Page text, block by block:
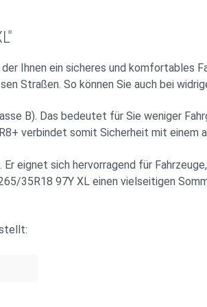
Ihnen ein sicheres und komfortables
Straßen. So können Sie auch bei
B). Das bedeutet für Sie weniger
verbindet somit Sicherheit mit einem
eignet sich hervorragend für
35R18 97Y XL einen vielseitigen